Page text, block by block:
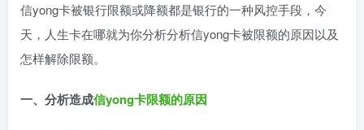
信yong卡被银行限额或降额都是银行的一种风控手段，今
天，人生卡在哪就为你分析分析信yong卡被限额的原因以及
怎样解除限额。
一、分析造成信yong卡限额的原因